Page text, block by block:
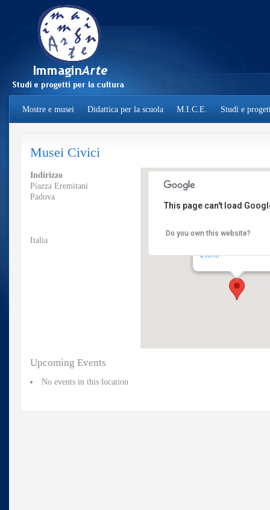
Mostre e musei Didattica per la scuola M.I.C.E. Studi e
Musei Civici
Musei Civici
Eventi
This page can't load
Do you own this website?
Indirizzo
Piazza Eremitani
Padova
Italia
Upcoming Events
No events in this location